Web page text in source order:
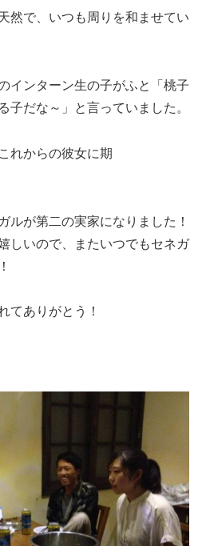
然で、いつも周りを和ませてい
インターン生の子がふと「桃子
子だな～」と言っていました。
れからの彼女に期
ルが第二の実家になりました！
しいので、またいつでもセネガ
てありがとう！